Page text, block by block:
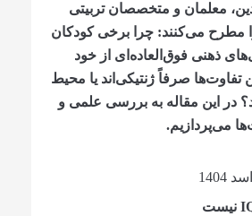
معلمان و متخصصان تربیتی
مطرح می‌کنند: چرا برخی کودکان
ذهنی فوق‌العاده‌ای از خود
تفاوت‌ها صرفاً ژنتیکی‌اند یا محیط
در این مقاله به بررسی علمی و
می‌پردازیم.
نیست